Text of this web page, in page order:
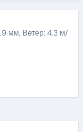
мм, Ветер: 4.3 м/